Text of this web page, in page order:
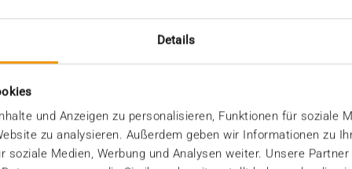
Details
und Anzeigen zu personalisieren, Funktionen für soziale
zu analysieren. Außerdem geben wir Informationen zu
soziale Medien, Werbung und Analysen weiter. Unsere